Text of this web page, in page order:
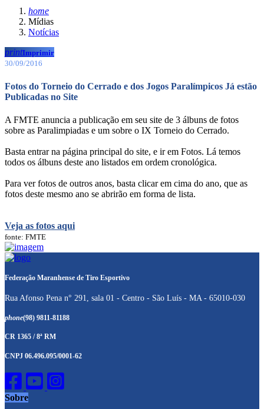
home
Mídias
Notícias
printImprimir
30/09/2016
Fotos do Torneio do Cerrado e dos Jogos Paralímpicos Já estão
Publicadas no Site
A FMTE anuncia a publicação em seu site de 3 álbuns de fotos
sobre as Paralimpiadas e um sobre o IX Torneio do Cerrado.
Basta entrar na página principal do site, e ir em Fotos. Lá temos
todos os álbuns deste ano listados em ordem cronológica.
Para ver fotos de outros anos, basta clicar em cima do ano, que as
fotos deste mesmo ano se abrirão em forma de lista.
Veja as fotos aqui
fonte: FMTE
Federação Maranhense de Tiro Esportivo
Rua Afonso Pena n° 291, sala 01 - Centro - São Luís - MA - 65010-030
phone(98) 9811-81188
CR 1365 / 8ª RM
CNPJ 06.496.095/0001-62
Sobre